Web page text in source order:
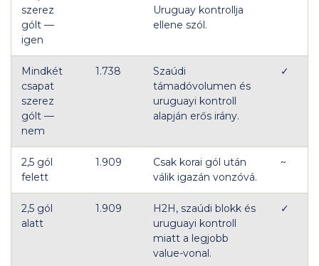
szerez
gólt —
igen
Uruguay kontrollja
ellene szól.
Mindkét
csapat
szerez
gólt —
nem
1.738
Szaúdi
támadóvolumen és
uruguayi kontroll
alapján erős irány.
✓
2,5 gól
felett
1.909
Csak korai gól után
válik igazán vonzóvá.
~
2,5 gól
alatt
1.909
H2H, szaúdi blokk és
uruguayi kontroll
miatt a legjobb
value-vonal.
✓